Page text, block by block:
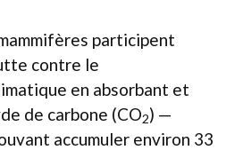
participent
contre le
en absorbant et
de carbone (CO2) —
accumuler environ 33